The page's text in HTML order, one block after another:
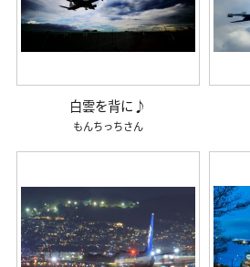
白雲を背に♪
もんちっち